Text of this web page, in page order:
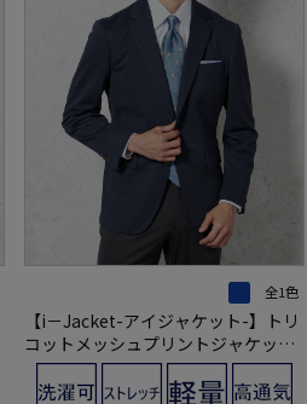
全1色
【i－Jacket-アイジャケット-】トリ
コットメッシュプリントジャケット
2つボタン ストレッチ 高通気 軽量 ネ
イビー 無地 春夏